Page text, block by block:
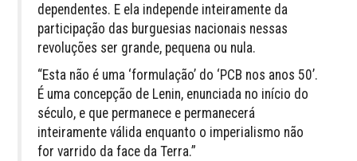
dependentes. E ela independe inteiramente da
participação das burguesias nacionais nes­sas
revoluções ser grande, pequena ou nula.
“Esta não é uma ‘formulação’ do ‘PCB nos anos 50’.
É uma concepção de Lenin, enunciada no início do
século, e que permanece e permanecerá
inteiramente válida enquanto o imperialismo não
for varrido da face da Terra.”